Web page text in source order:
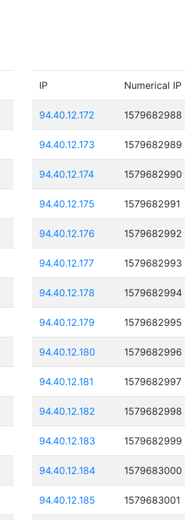
IP Numerical IP
94.40.12.172 1579682988
94.40.12.173 1579682989
94.40.12.174 1579682990
94.40.12.175 1579682991
94.40.12.176 1579682992
94.40.12.177 1579682993
94.40.12.178 1579682994
94.40.12.179 1579682995
94.40.12.180 1579682996
94.40.12.181 1579682997
94.40.12.182 1579682998
94.40.12.183 1579682999
94.40.12.184 1579683000
94.40.12.185 1579683001